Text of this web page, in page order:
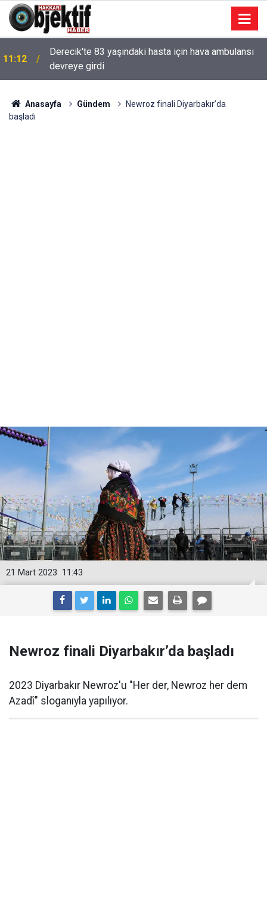
11:12
Derecik'te 83 yaşındaki hasta için hava ambulansı
devreye girdi
Anasayfa Gündem
Newroz finali Diyarbakır’da
başladı
11:43
21 Mart 2023
Newroz finali Diyarbakır’da başladı
2023 Diyarbakır Newroz'u "Her der, Newroz her dem
Azadî" sloganıyla yapılıyor.